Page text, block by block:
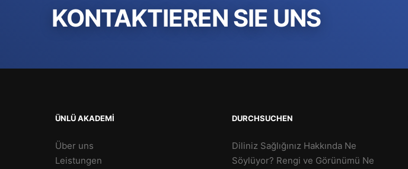
KONTAKTIEREN SIE UNS
ÜNLÜ AKADEMİ
Über uns
Leistungen
DURCHSUCHEN
Diliniz Sağlığınız Hakkında Ne
Söylüyor? Rengi ve Görünümü Ne